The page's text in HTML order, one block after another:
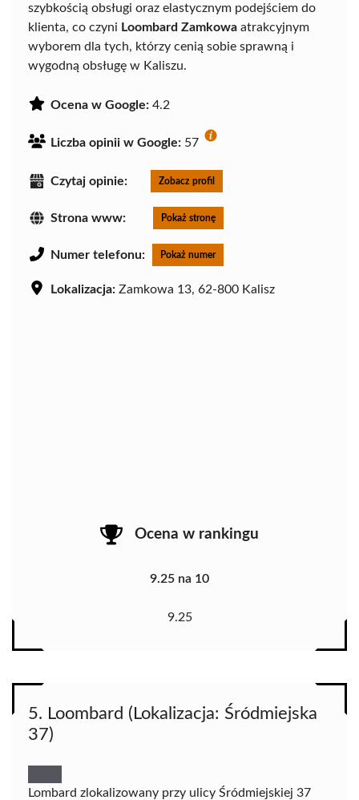
szybkością obsługi oraz elastycznym podejściem do
klienta, co czyni Loombard Zamkowa atrakcyjnym
wyborem dla tych, którzy cenią sobie sprawną i
wygodną obsługę w Kaliszu.
Ocena w Google: 4.2
Liczba opinii w Google: 57
Czytaj opinie: Zobacz profil
Strona www: Pokaż stronę
Numer telefonu: Pokaż numer
Lokalizacja: Zamkowa 13, 62-800 Kalisz
Ocena w rankingu
9.25 na 10
9.25
5. Loombard (Lokalizacja: Śródmiejska
37)
Lombard zlokalizowany przy ulicy Śródmiejskiej 37